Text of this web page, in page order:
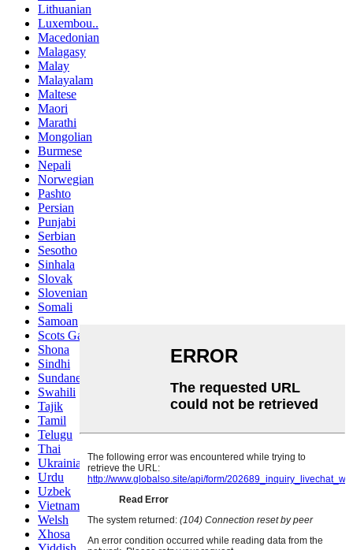
Lithuanian
Luxembou..
Macedonian
Malagasy
Malay
Malayalam
Maltese
Maori
Marathi
Mongolian
Burmese
Nepali
Norwegian
Pashto
Persian
Punjabi
Serbian
Sesotho
Sinhala
Slovak
Slovenian
Somali
Samoan
Scots Gaelic
Shona
Sindhi
Sundanese
Swahili
Tajik
Tamil
Telugu
Thai
Ukrainian
Urdu
Uzbek
Vietnamese
Welsh
Xhosa